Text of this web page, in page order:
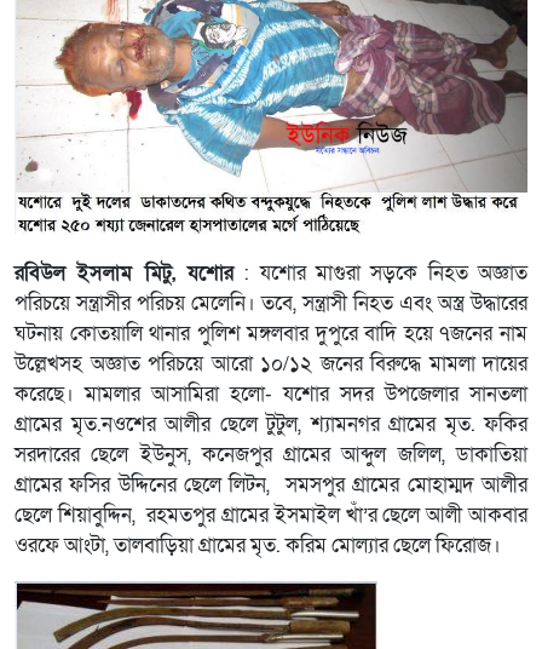
রবিউল ইসলাম মিটু, যশোর: যশোর মাগুরা সড়কে নিহত অজ্ঞাত
পরিচয়ে সন্ত্রাসীর পরিচয় মেলেনি। তবে, সন্ত্রাসী নিহত এবং অস্ত্র উদ্ধারের
ঘটনায় কোতয়ালি থানার পুলিশ মঙ্গলবার দুপুরে বাদি হয়ে ৭জনের নাম
উল্লেখসহ অজ্ঞাত পরিচয়ে আরো ১০/১২ জনের বিরুদ্ধে মামলা দায়ের
করেছে। মামলার আসামিরা হলো- যশোর সদর উপজেলার সানতলা
গ্রামের মৃত.নওশের আলীর ছেলে টুটুল, শ্যামনগর গ্রামের মৃত. ফকির
সরদারের ছেলে ইউনুস, কনেজপুর গ্রামের আব্দুল জলিল, ডাকাতিয়া
গ্রামের ফসির উদ্দিনের ছেলে লিটন, সমসপুর গ্রামের মোহাম্মদ আলীর
ছেলে শিয়াবুদ্দিন, রহমতপুর গ্রামের ইসমাইল খাঁ’র ছেলে আলী আকবার
ওরফে আংটা, তালবাড়িয়া গ্রামের মৃত. করিম মোল্যার ছেলে ফিরোজ।